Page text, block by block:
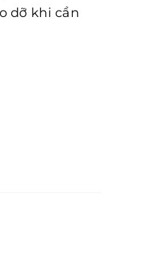
dỡ khi cần